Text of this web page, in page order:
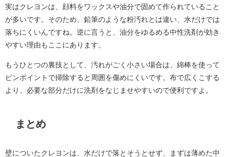
実はクレヨンは、顔料をワックスや油分で固めて作られていること
が多いです。そのため、鉛筆のような粉汚れとは違い、水だけでは
落ちにくいんですね。逆に言うと、油分をゆるめる中性洗剤が効き
やすい理由もここにあります。
もうひとつの裏技として、汚れがごく小さい場合は、綿棒を使って
ピンポイントで掃除すると周囲を傷めにくいです。布で広くこする
より、必要な部分だけに洗剤をなじませやすいので便利ですよ。
まとめ
壁についたクレヨンは、水だけで落とそうとせず、まずは薄めた中